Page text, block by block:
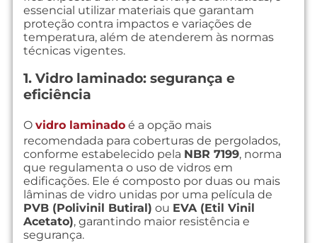
essencial utilizar materiais que garantam
proteção contra impactos e variações de
temperatura, além de atenderem às normas
técnicas vigentes.
1. Vidro laminado: segurança e
eficiência
O vidro laminado é a opção mais
recomendada para coberturas de pergolados,
conforme estabelecido pela NBR 7199, norma
que regulamenta o uso de vidros em
edificações. Ele é composto por duas ou mais
lâminas de vidro unidas por uma película de
PVB (Polivinil Butiral) ou EVA (Etil Vinil
Acetato), garantindo maior resistência e
segurança.